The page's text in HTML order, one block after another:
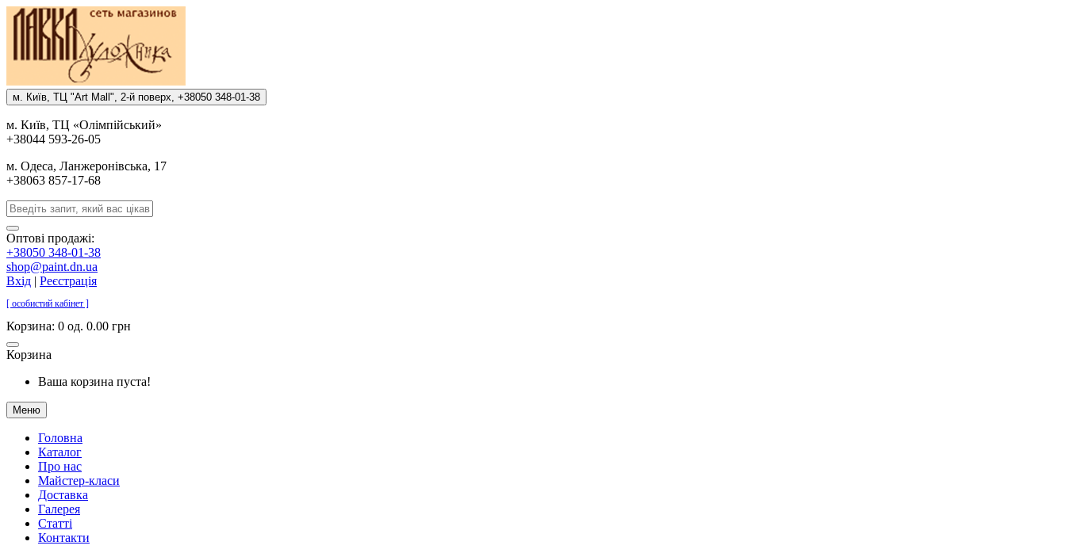
м. Киïв, ТЦ "Art Mall", 2-й поверх, +38050 348-01-38
м. Киïв, ТЦ «Олiмпiйський»
+38044 593-26-05
м. Одеса, Ланжеронiвська, 17
+38063 857-17-68
Оптові продажі:
+38050 348-01-38
shop@paint.dn.ua
Вхід | Реєстрація
[ особистий кабінет ]
Корзина: 0 од. 0.00 грн
Корзина
Ваша корзина пуста!
Меню
Головна
Каталог
Про нас
Майстер-класи
Доставка
Галерея
Статтi
Контакти